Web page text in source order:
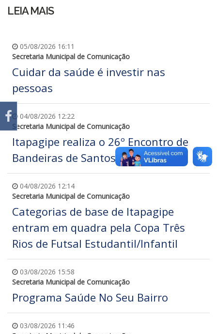
LEIA MAIS
05/08/2026 16:11
Secretaria Municipal de Comunicação
Cuidar da saúde é investir nas
pessoas
04/08/2026 12:22
Secretaria Municipal de Comunicação
Itapagipe realiza o 26º Encontro de
Bandeiras de Santos Reis
04/08/2026 12:14
Secretaria Municipal de Comunicação
Categorias de base de Itapagipe
entram em quadra pela Copa Três
Rios de Futsal Estudantil/Infantil
03/08/2026 15:58
Secretaria Municipal de Comunicação
Programa Saúde No Seu Bairro
03/08/2026 11:46